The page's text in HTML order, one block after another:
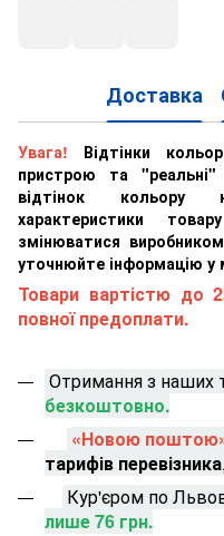
Доставка
Увага! Відтінки
пристрою та "реальні"
відтінок кольору
характеристики
змінюватися
уточнюйте інформацію у
Товари вартістю до
повної предоплати.
Отримання з наших
безкоштовно.
«Новою
тарифів перевізника
Кур'єром по
лише 76 грн.